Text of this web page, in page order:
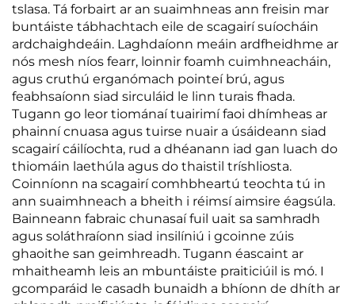
tslasa. Tá forbairt ar an suaimhneas ann freisin mar
buntáiste tábhachtach eile de scagairí suíocháin
ardchaighdeáin. Laghdaíonn meáin ardfheidhme ar
nós mesh níos fearr, loinnir foamh cuimhneacháin,
agus cruthú erganómach pointeí brú, agus
feabhsaíonn siad sirculáid le linn turais fhada.
Tugann go leor tiománaí tuairimí faoi dhímheas ar
phainní cnuasa agus tuirse nuair a úsáideann siad
scagairí cáilíochta, rud a dhéanann iad gan luach do
thiomáin laethúla agus do thaistil tríshliosta.
Coinníonn na scagairí comhbheartú teochta tú in
ann suaimhneach a bheith i réimsí aimsire éagsúla.
Bainneann fabraic chunasaí fuil uait sa samhradh
agus soláthraíonn siad insilíniú i gcoinne zúis
ghaoithe san geimhreadh. Tugann éascaint ar
mhaitheamh leis an mbuntáiste praiticiúil is mó. I
gcomparáid le casadh bunaidh a bhíonn de dhíth ar